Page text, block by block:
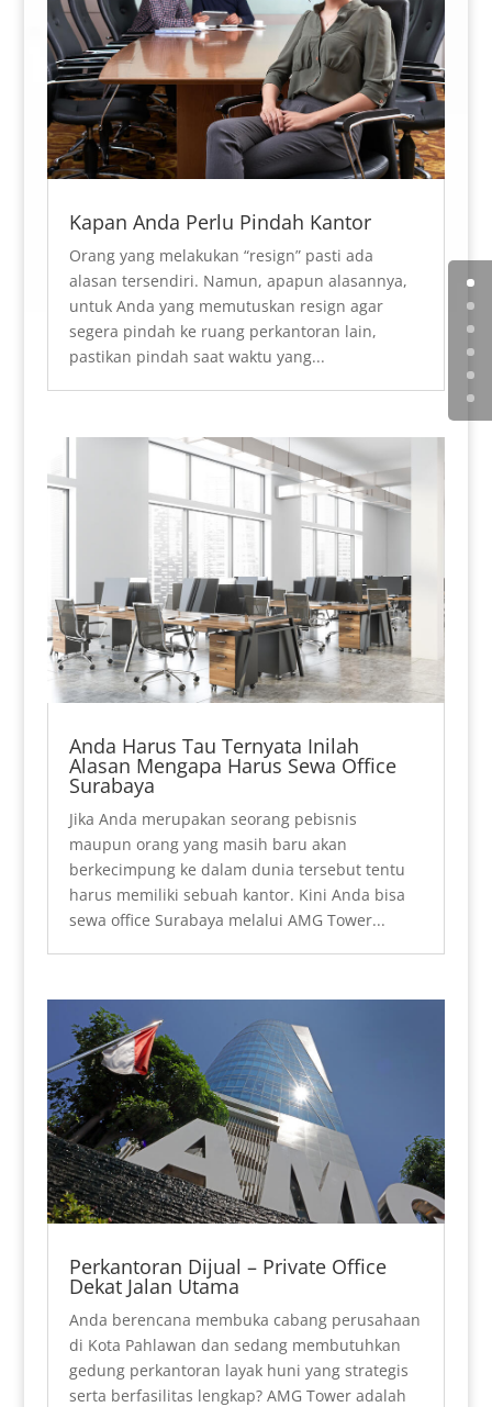
Kapan Anda Perlu Pindah Kantor
Orang yang melakukan “resign” pasti ada
alasan tersendiri. Namun, apapun alasannya,
untuk Anda yang memutuskan resign agar
segera pindah ke ruang perkantoran lain,
pastikan pindah saat waktu yang...
Anda Harus Tau Ternyata Inilah
Alasan Mengapa Harus Sewa Office
Surabaya
Jika Anda merupakan seorang pebisnis
maupun orang yang masih baru akan
berkecimpung ke dalam dunia tersebut tentu
harus memiliki sebuah kantor. Kini Anda bisa
sewa office Surabaya melalui AMG Tower...
Perkantoran Dijual – Private Office
Dekat Jalan Utama
Anda berencana membuka cabang perusahaan
di Kota Pahlawan dan sedang membutuhkan
gedung perkantoran layak huni yang strategis
serta berfasilitas lengkap? AMG Tower adalah